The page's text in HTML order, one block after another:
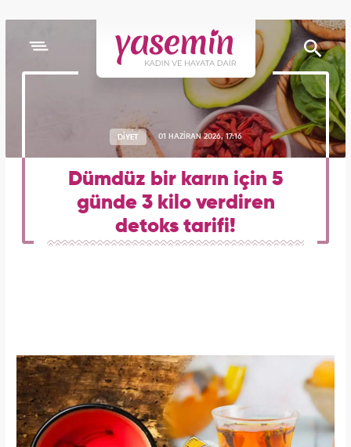
DİYET 01 HAZİRAN 2026, 17:16
Dümdüz bir karın için 5
günde 3 kilo verdiren
detoks tarifi!